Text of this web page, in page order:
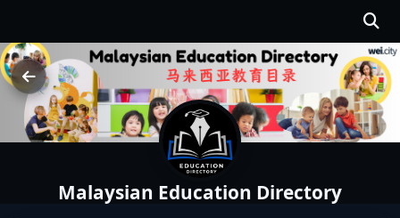
Malaysian Education Directory